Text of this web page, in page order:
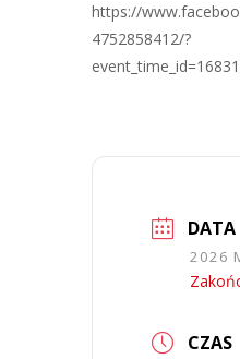
https://
4752858412/?
DATA
2026
CZAS